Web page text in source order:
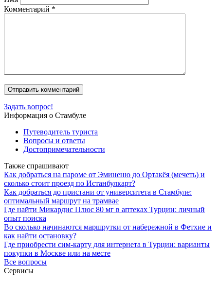
Комментарий *
Задать вопрос!
Информация о Стамбуле
Путеводитель туриста
Вопросы и ответы
Достопримечательности
Также спрашивают
Как добраться на пароме от Эминеню до Ортакёя (мечеть) и
сколько стоит проезд по Истанбулкарт?
Как добраться до пристани от университета в Стамбуле:
оптимальный маршрут на трамвае
Где найти Микардис Плюс 80 мг в аптеках Турции: личный
опыт поиска
Во сколько начинаются маршрутки от набережной в Фетхие и
как найти остановку?
Где приобрести сим-карту для интернета в Турции: варианты
покупки в Москве или на месте
Все вопросы
Сервисы